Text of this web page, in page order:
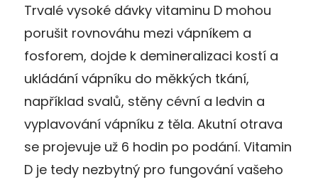
Trvalé vysoké dávky vitaminu D mohou
porušit rovnováhu mezi vápníkem a
fosforem, dojde k demineralizaci kostí a
ukládání vápníku do měkkých tkání,
například svalů, stěny cévní a ledvin a
vyplavování vápníku z těla. Akutní otrava
se projevuje už 6 hodin po podání. Vitamin
D je tedy nezbytný pro fungování vašeho